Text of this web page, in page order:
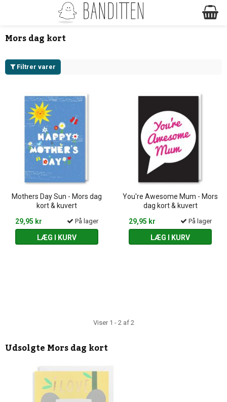
Mors dag kort
Filtrer varer
Mothers Day Sun - Mors dag
kort & kuvert
29,95 kr
På lager
LÆG I KURV
You're Awesome Mum - Mors
dag kort & kuvert
29,95 kr
På lager
LÆG I KURV
Viser 1 - 2 af 2
UdsolgteMors dag kort